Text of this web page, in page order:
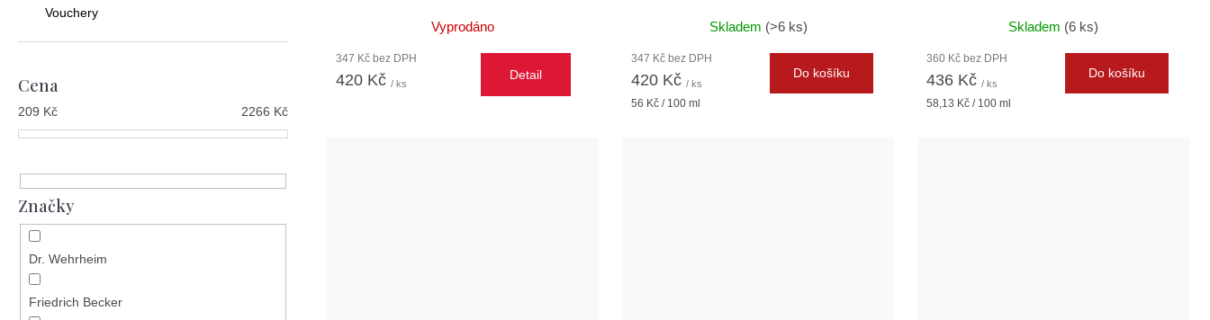
Vouchery
Cena
209 Kč 2266 Kč
Značky
Dr. Wehrheim
Friedrich Becker
Vyprodáno
347 Kč bez DPH
420 Kč/ ks
Detail
Skladem (>6 ks)
347 Kč bez DPH
420 Kč/ ks
Měrná
56 Kč / 100 ml
Do košíku
Skladem (6 ks)
360 Kč bez DPH
436 Kč/ ks
Měrná
58,13 Kč / 100 ml
Do košíku